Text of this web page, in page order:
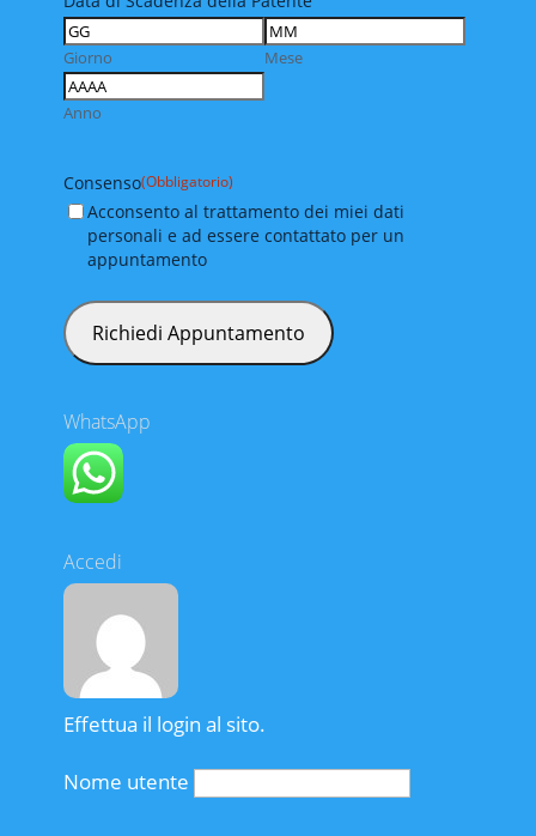
Giorno Mese
Anno
Consenso(Obbligatorio)
Acconsento al trattamento dei miei dati
personali e ad essere contattato per un
appuntamento
WhatsApp
Accedi
Effettua il login al sito.
Nome utente